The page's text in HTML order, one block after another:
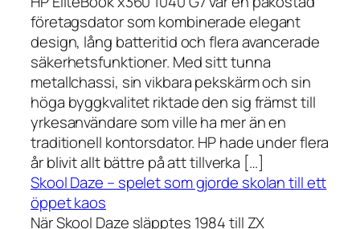
företagsdator som kombinerade elegant
design, lång batteritid och flera avancerade
säkerhetsfunktioner. Med sitt tunna
metallchassi, sin vikbara pekskärm och sin
höga byggkvalitet riktade den sig främst till
yrkesanvändare som ville ha mer än en
traditionell kontorsdator. HP hade under flera
år blivit allt bättre på att tillverka […]
Skool Daze – spelet som gjorde skolan till ett
öppet kaos
När Skool Daze släpptes 1984 till ZX